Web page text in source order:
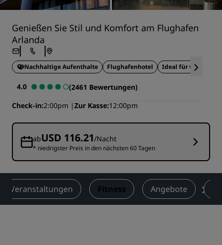
Genießen Sie Stil und Komfort am Flughafen
Arlanda
Nachhaltige Aufenthalte Flughafenhotel Ideal für
4.0
(2461 Bewertungen)
Check-in 2:00pm Zur Kasse 12:00pm
abUSD 116.21/Nacht
* niedrigster Preis in den nächsten 60 Tagen
Veranstaltungen Fitness Angebote